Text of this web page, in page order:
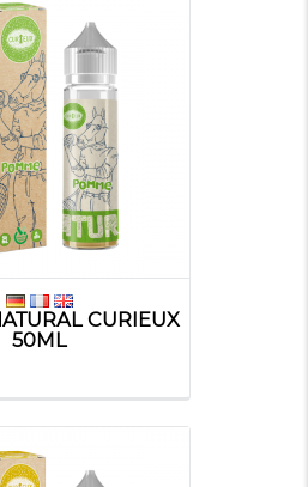
CURIEUX
50ML